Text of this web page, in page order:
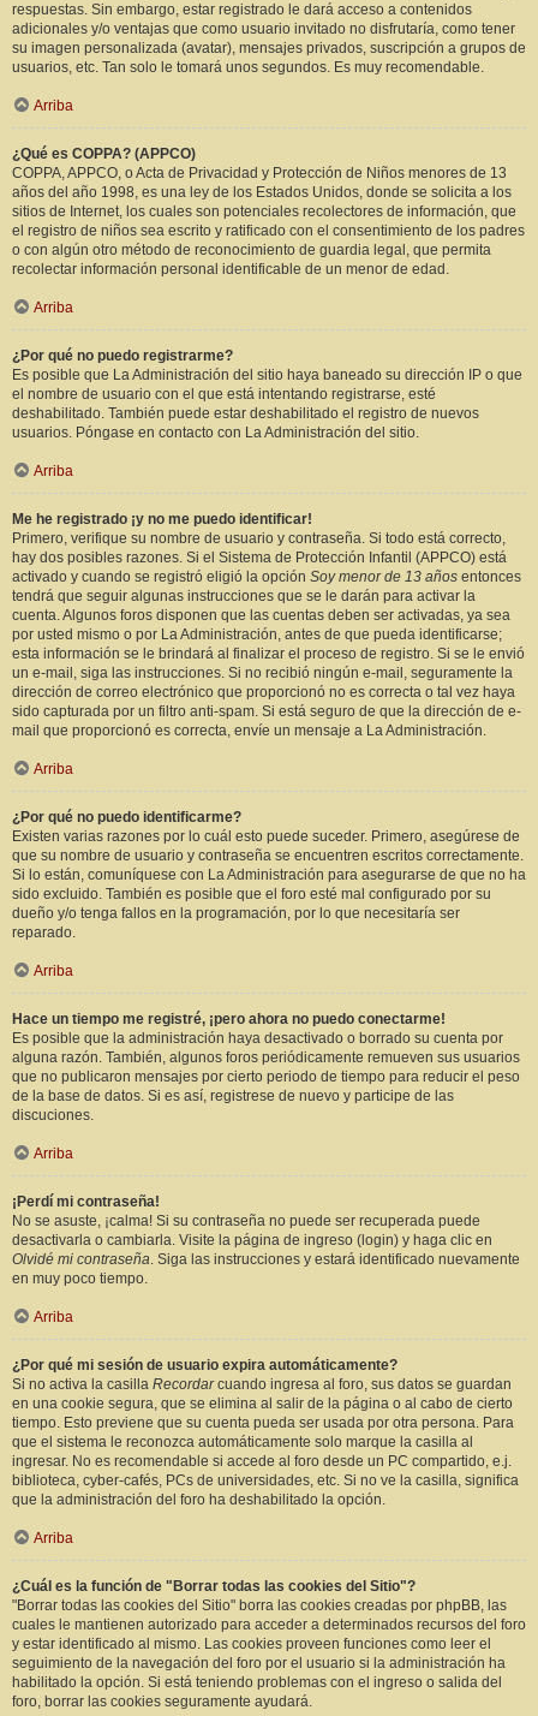
respuestas. Sin embargo, estar registrado le dará acceso a contenidos
adicionales y/o ventajas que como usuario invitado no disfrutaría, como tener
su imagen personalizada (avatar), mensajes privados, suscripción a grupos de
usuarios, etc. Tan solo le tomará unos segundos. Es muy recomendable.
Arriba
¿Qué es COPPA? (APPCO)
COPPA, APPCO, o Acta de Privacidad y Protección de Niños menores de 13
años del año 1998, es una ley de los Estados Unidos, donde se solicita a los
sitios de Internet, los cuales son potenciales recolectores de información, que
el registro de niños sea escrito y ratificado con el consentimiento de los padres
o con algún otro método de reconocimiento de guardia legal, que permita
recolectar información personal identificable de un menor de edad.
Arriba
¿Por qué no puedo registrarme?
Es posible que La Administración del sitio haya baneado su dirección IP o que
el nombre de usuario con el que está intentando registrarse, esté
deshabilitado. También puede estar deshabilitado el registro de nuevos
usuarios. Póngase en contacto con La Administración del sitio.
Arriba
Me he registrado ¡y no me puedo identificar!
Primero, verifique su nombre de usuario y contraseña. Si todo está correcto,
hay dos posibles razones. Si el Sistema de Protección Infantil (APPCO) está
activado y cuando se registró eligió la opción Soy menor de 13 años entonces
tendrá que seguir algunas instrucciones que se le darán para activar la
cuenta. Algunos foros disponen que las cuentas deben ser activadas, ya sea
por usted mismo o por La Administración, antes de que pueda identificarse;
esta información se le brindará al finalizar el proceso de registro. Si se le envió
un e-mail, siga las instrucciones. Si no recibió ningún e-mail, seguramente la
dirección de correo electrónico que proporcionó no es correcta o tal vez haya
sido capturada por un filtro anti-spam. Si está seguro de que la dirección de e-
mail que proporcionó es correcta, envíe un mensaje a La Administración.
Arriba
¿Por qué no puedo identificarme?
Existen varias razones por lo cuál esto puede suceder. Primero, asegúrese de
que su nombre de usuario y contraseña se encuentren escritos correctamente.
Si lo están, comuníquese con La Administración para asegurarse de que no ha
sido excluido. También es posible que el foro esté mal configurado por su
dueño y/o tenga fallos en la programación, por lo que necesitaría ser
reparado.
Arriba
Hace un tiempo me registré, ¡pero ahora no puedo conectarme!
Es posible que la administración haya desactivado o borrado su cuenta por
alguna razón. También, algunos foros periódicamente remueven sus usuarios
que no publicaron mensajes por cierto periodo de tiempo para reducir el peso
de la base de datos. Si es así, registrese de nuevo y participe de las
discuciones.
Arriba
¡Perdí mi contraseña!
No se asuste, ¡calma! Si su contraseña no puede ser recuperada puede
desactivarla o cambiarla. Visite la página de ingreso (login) y haga clic en
Olvidé mi contraseña. Siga las instrucciones y estará identificado nuevamente
en muy poco tiempo.
Arriba
¿Por qué mi sesión de usuario expira automáticamente?
Si no activa la casilla Recordarcuando ingresa al foro, sus datos se guardan
en una cookie segura, que se elimina al salir de la página o al cabo de cierto
tiempo. Esto previene que su cuenta pueda ser usada por otra persona. Para
que el sistema le reconozca automáticamente solo marque la casilla al
ingresar. No es recomendable si accede al foro desde un PC compartido, e.j.
biblioteca, cyber-cafés, PCs de universidades, etc. Si no ve la casilla, significa
que la administración del foro ha deshabilitado la opción.
Arriba
¿Cuál es la función de "Borrar todas las cookies del Sitio"?
"Borrar todas las cookies del Sitio" borra las cookies creadas por phpBB, las
cuales le mantienen autorizado para acceder a determinados recursos del foro
y estar identificado al mismo. Las cookies proveen funciones como leer el
seguimiento de la navegación del foro por el usuario si la administración ha
habilitado la opción. Si está teniendo problemas con el ingreso o salida del
foro, borrar las cookies seguramente ayudará.